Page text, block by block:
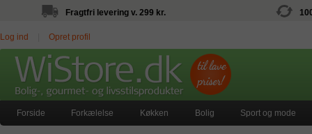
Fragtfri levering v. 299 kr.
Log ind Opret profil
Forside Forkælelse Køkken Bolig Sport og mode